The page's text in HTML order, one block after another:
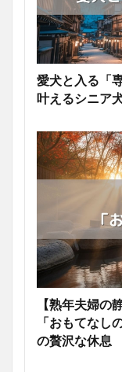
愛犬と入る「
叶えるシニア
【熟年夫婦の
「おもてなし
の贅沢な休息